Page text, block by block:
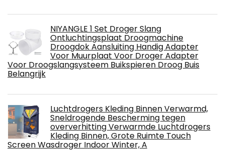
NIYANGLE 1 Set Droger Slang
Ontluchtingsplaat Droogmachine
Droogdok Aansluiting Handig Adapter
Voor Muurplaat Voor Droger Adapter
Voor Droogslangsysteem Buikspieren Droog Buis
Belangrijk
Luchtdrogers Kleding Binnen Verwarmd,
Sneldrogende Bescherming tegen
oververhitting Verwarmde Luchtdrogers
Kleding Binnen, Grote Ruimte Touch
Screen Wasdroger Indoor Winter, A